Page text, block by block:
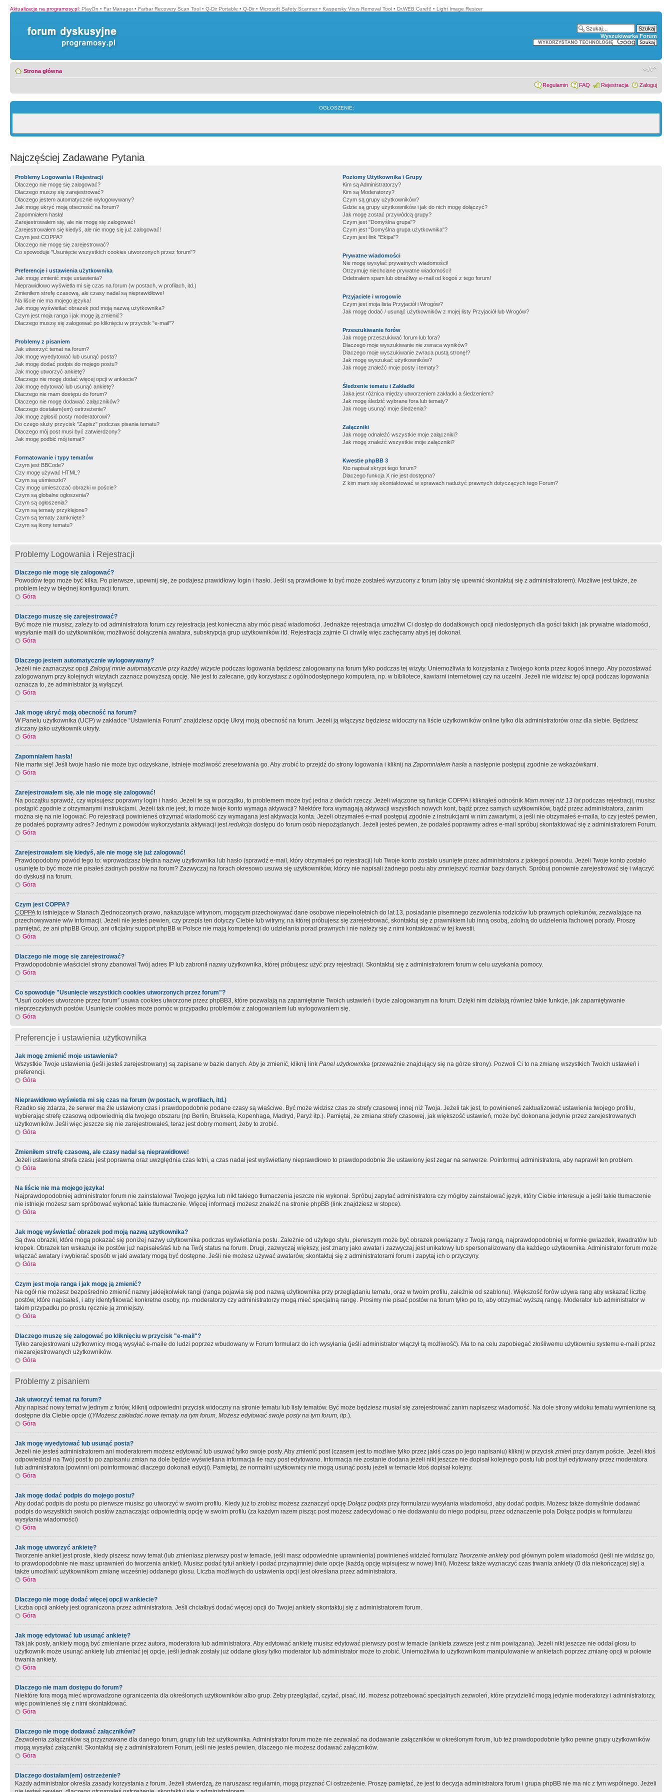
Aktualizacje na programosy.pl: PlayOn • Far Manager • Farbar Recovery Scan Tool • Q-Dir Portable • Q-Dir • Microsoft Safety Scanner • Kaspersky Virus Removal Tool • Dr.WEB CureIt! • Light Image Resizer
Wyszukiwarka Forum
Strona główna
Regulamin FAQ Rejestracja Zaloguj
OGŁOSZENIE:
Najczęściej Zadawane Pytania
Problemy Logowania i Rejestracji
Dlaczego nie mogę się zalogować?
Dlaczego muszę się zarejestrować?
Dlaczego jestem automatycznie wylogowywany?
Jak mogę ukryć moją obecność na forum?
Zapomniałem hasła!
Zarejestrowałem się, ale nie mogę się zalogować!
Zarejestrowałem się kiedyś, ale nie mogę się już zalogować!
Czym jest COPPA?
Dlaczego nie mogę się zarejestrować?
Co spowoduje "Usunięcie wszystkich cookies utworzonych przez forum"?
Preferencje i ustawienia użytkownika
Jak mogę zmienić moje ustawienia?
Nieprawidłowo wyświetla mi się czas na forum (w postach, w profilach, itd.)
Zmieniłem strefę czasową, ale czasy nadal są nieprawidłowe!
Na liście nie ma mojego języka!
Jak mogę wyświetlać obrazek pod moją nazwą użytkownika?
Czym jest moja ranga i jak mogę ją zmienić?
Dlaczego muszę się zalogować po kliknięciu w przycisk "e-mail"?
Problemy z pisaniem
Jak utworzyć temat na forum?
Jak mogę wyedytować lub usunąć posta?
Jak mogę dodać podpis do mojego postu?
Jak mogę utworzyć ankietę?
Dlaczego nie mogę dodać więcej opcji w ankiecie?
Jak mogę edytować lub usunąć ankietę?
Dlaczego nie mam dostępu do forum?
Dlaczego nie mogę dodawać załączników?
Dlaczego dostałam(em) ostrzeżenie?
Jak mogę zgłosić posty moderatorowi?
Do czego służy przycisk "Zapisz" podczas pisania tematu?
Dlaczego mój post musi być zatwierdzony?
Jak mogę podbić mój temat?
Formatowanie i typy tematów
Czym jest BBCode?
Czy mogę używać HTML?
Czym są uśmieszki?
Czy mogę umieszczać obrazki w poście?
Czym są globalne ogłoszenia?
Czym są ogłoszenia?
Czym są tematy przyklejone?
Czym są tematy zamknięte?
Czym są ikony tematu?
Poziomy Użytkownika i Grupy
Kim są Administratorzy?
Kim są Moderatorzy?
Czym są grupy użytkowników?
Gdzie są grupy użytkowników i jak do nich mogę dołączyć?
Jak mogę zostać przywódcą grupy?
Czym jest "Domyślna grupa"?
Czym jest "Domyślna grupa użytkownika"?
Czym jest link "Ekipa"?
Prywatne wiadomości
Nie mogę wysyłać prywatnych wiadomości!
Otrzymuję niechciane prywatne wiadomości!
Odebrałem spam lub obraźliwy e-mail od kogoś z tego forum!
Przyjaciele i wrogowie
Czym jest moja lista Przyjaciół i Wrogów?
Jak mogę dodać / usunąć użytkowników z mojej listy Przyjaciół lub Wrogów?
Przeszukiwanie forów
Jak mogę przeszukiwać forum lub fora?
Dlaczego moje wyszukiwanie nie zwraca wyników?
Dlaczego moje wyszukiwanie zwraca pustą stronę!?
Jak mogę wyszukać użytkowników?
Jak mogę znaleźć moje posty i tematy?
Śledzenie tematu i Zakładki
Jaka jest różnica między utworzeniem zakładki a śledzeniem?
Jak mogę śledzić wybrane fora lub tematy?
Jak mogę usunąć moje śledzenia?
Załączniki
Jak mogę odnaleźć wszystkie moje załączniki?
Jak mogę znaleźć wszystkie moje załączniki?
Kwestie phpBB 3
Kto napisał skrypt tego forum?
Dlaczego funkcja X nie jest dostępna?
Z kim mam się skontaktować w sprawach nadużyć prawnych dotyczących tego Forum?
Problemy Logowania i Rejestracji
Dlaczego nie mogę się zalogować?
Powodów tego może być kilka. Po pierwsze, upewnij się, że podajesz prawidłowy login i hasło. Jeśli są prawidłowe to być może zostałeś wyrzucony z forum (aby się upewnić skontaktuj się z administratorem). Możliwe jest także, że
problem leży w błędnej konfiguracji forum.
Góra
Dlaczego muszę się zarejestrować?
Być może nie musisz, zależy to od administratora forum czy rejestracja jest konieczna aby móc pisać wiadomości. Jednakże rejestracja umożliwi Ci dostęp do dodatkowych opcji niedostępnych dla gości takich jak prywatne wiadomości,
wysyłanie maili do użytkowników, możliwość dołączenia awatara, subskrypcja grup użytkowników itd. Rejestracja zajmie Ci chwilę więc zachęcamy abyś jej dokonał.
Góra
Dlaczego jestem automatycznie wylogowywany?
Jeżeli nie zaznaczysz opcjiZaloguj mnie automatycznie przy każdej wizycie podczas logowania będziesz zalogowany na forum tylko podczas tej wizyty. Uniemożliwia to korzystania z Twojego konta przez kogoś innego. Aby pozostawać
zalogowanym przy kolejnych wizytach zaznacz powyższą opcję. Nie jest to zalecane, gdy korzystasz z ogólnodostępnego komputera, np. w bibliotece, kawiarni internetowej czy na uczelni. Jeżeli nie widzisz tej opcji podczas logowania
oznacza to, że administrator ją wyłączył.
Góra
Jak mogę ukryć moją obecność na forum?
W Panelu użytkownika (UCP) w zakładce “Ustawienia Forum” znajdziesz opcję Ukryj moją obecność na forum. Jeżeli ją włączysz będziesz widoczny na liście użytkowników online tylko dla administratorów oraz dla siebie. Będziesz
zliczany jako użytkownik ukryty.
Góra
Zapomniałem hasła!
Nie martw się! Jeśli twoje hasło nie może byc odzyskane, istnieje możliwość zresetowania go. Aby zrobić to przejdź do strony logowania i kliknij naZapomniałem hasła a następnie postępuj zgodnie ze wskazówkami.
Góra
Zarejestrowałem się, ale nie mogę się zalogować!
Na początku sprawdź, czy wpisujesz poprawny login i hasło. Jeżeli te są w porządku, to problemem może być jedna z dwóch rzeczy. Jeżeli włączone są funkcje COPPA i kliknąłeś odnośnik Mam mniej niż 13 latpodczas rejestracji, musisz
postąpić zgodnie z otrzymanymi instrukcjami. Jeżeli tak nie jest, to może twoje konto wymaga aktywacji? Niektóre fora wymagają aktywacji wszystkich nowych kont, bądź przez samych użytkowników, bądź przez administratora, zanim
można się na nie logować. Po rejestracji powinieneś otrzymać wiadomość czy wymagana jest aktywacja konta. Jeżeli otrzymałeś e-mail postępuj zgodnie z instrukcjami w nim zawartymi, a jeśli nie otrzymałeś e-maila, to czy jesteś pewien,
że podałeś poprawny adres? Jednym z powodów wykorzystania aktywacji jestredukcja dostępu do forum osób niepożądanych. Jeżeli jesteś pewien, że podałeś poprawmy adres e-mail spróbuj skontaktować się z administratorem Forum.
Góra
Zarejestrowałem się kiedyś, ale nie mogę się już zalogować!
Prawdopodobny powód tego to: wprowadzasz błędna nazwę użytkownika lub hasło (sprawdź e-mail, który otrzymałeś po rejestracji) lub Twoje konto zostało usunięte przez administratora z jakiegoś powodu. Jeżeli Twoje konto zostało
usunięte to być może nie pisałeś żadnych postów na forum? Zazwyczaj na forach okresowo usuwa się użytkowników, którzy nie napisali żadnego postu aby zmniejszyć rozmiar bazy danych. Spróbuj ponownie zarejestrować się i włączyć
do dyskusji na forum.
Góra
Czym jest COPPA?
COPPAto istniejące w Stanach Zjednoczonych prawo, nakazujące witrynom, mogącym przechowywać dane osobowe niepełnoletnich do lat 13, posiadanie pisemnego zezwolenia rodziców lub prawnych opiekunów, zezwalające na
przechowywanie w/w informacji. Jeżeli nie jesteś pewien, czy przepis ten dotyczy Ciebie lub witryny, na której próbujesz się zarejestrować, skontaktuj się z prawnikiem lub inną osobą, zdolną do udzielenia fachowej porady. Proszę
pamiętać, że ani phpBB Group, ani oficjalny support phpBB w Polsce nie mają kompetencji do udzielania porad prawnych i nie należy się z nimi kontaktować w tej kwestii.
Góra
Dlaczego nie mogę się zarejestrować?
Prawdopodobnie właściciel strony zbanował Twój adres IP lub zabronił nazwy użytkownika, której próbujesz użyć przy rejestracji. Skontaktuj się z administratorem forum w celu uzyskania pomocy.
Góra
Co spowoduje "Usunięcie wszystkich cookies utworzonych przez forum"?
“Usuń cookies utworzone przez forum” usuwa cookies utworzone przez phpBB3, które pozwalają na zapamiętanie Twoich ustawień i bycie zalogowanym na forum. Dzięki nim działają również takie funkcje, jak zapamiętywanie
nieprzeczytanych postów. Usunięcie cookies może pomóc w przypadku problemów z zalogowaniem lub wylogowaniem się.
Góra
Preferencje i ustawienia użytkownika
Jak mogę zmienić moje ustawienia?
Wszystkie Twoje ustawienia (jeśli jesteś zarejestrowany) są zapisane w bazie danych. Aby je zmienić, kliknij link Panel użytkownika (przeważnie znajdujący się na górze strony). Pozwoli Ci to na zmianę wszystkich Twoich ustawień i
preferencji.
Góra
Nieprawidłowo wyświetla mi się czas na forum (w postach, w profilach, itd.)
Rzadko się zdarza, że serwer ma źle ustawiony czas i prawdopodobnie podane czasy są właściwe. Być może widzisz czas ze strefy czasowej innej niż Twoja. Jeżeli tak jest, to powinieneś zaktualizować ustawienia twojego profilu,
wybierając strefę czasową odpowiednią dla twojego obszaru (np Berlin, Bruksela, Kopenhaga, Madryd, Paryż itp.). Pamiętaj, że zmiana strefy czasowej, jak większość ustawień, może być dokonana jedynie przez zarejestrowanych
użytkowników. Jeśli więc jeszcze się nie zarejestrowałeś, teraz jest dobry moment, żeby to zrobić.
Góra
Zmieniłem strefę czasową, ale czasy nadal są nieprawidłowe!
Jeżeli ustawiona strefa czasu jest poprawna oraz uwzględnia czas letni, a czas nadal jest wyświetlany nieprawdłowo to prawdopodobnie źle ustawiony jest zegar na serwerze. Poinformuj administratora, aby naprawił ten problem.
Góra
Na liście nie ma mojego języka!
Najprawdopodobniej administrator forum nie zainstalował Twojego języka lub nikt takiego tłumaczenia jeszcze nie wykonał. Spróbuj zapytać administratora czy mógłby zainstalować język, który Ciebie interesuje a jeśli takie tłumaczenie
nie istnieje możesz sam spróbować wykonać takie tłumaczenie. Więcej informacji możesz znaleźć na stronie phpBB (link znajdziesz w stopce).
Góra
Jak mogę wyświetlać obrazek pod moją nazwą użytkownika?
Są dwa obrazki, które mogą pokazać się poniżej nazwy użytkownika podczas wyświetlania postu. Zależnie od użytego stylu, pierwszym może być obrazek powiązany z Twoją rangą, najprawdopodobniej w formie gwiazdek, kwadratów lub
kropek. Obrazek ten wskazuje ile postów już napisałeś/aś lub na Twój status na forum. Drugi, zazwyczaj większy, jest znany jako awatar i zazwyczaj jest unikatowy lub spersonalizowany dla każdego użytkownika. Administrator forum może
włączać awatary i wybierać sposób w jaki awatary mogą być dostępne. Jeśli nie możesz używać awatarów, skontaktuj się z administratorami forum i zapytaj ich o przyczyny.
Góra
Czym jest moja ranga i jak mogę ją zmienić?
Na ogół nie możesz bezpośrednio zmienić nazwy jakiejkolwiek rangi (ranga pojawia się pod nazwą użytkownika przy przeglądaniu tematu, oraz w twoim profilu, zależnie od szablonu). Większość forów używa rang aby wskazać liczbę
postów, które napisałeś, i aby identyfikować konkretne osoby, np. moderatorzy czy administratorzy mogą mieć specjalną rangę. Prosimy nie pisać postów na forum tylko po to, aby otrzymać wyższą rangę. Moderator lub administrator w
takim przypadku po prostu ręcznie ją zmniejszy.
Góra
Dlaczego muszę się zalogować po kliknięciu w przycisk "e-mail"?
Tylko zarejestrowani użytkownicy mogą wysyłać e-maile do ludzi poprzez wbudowany w Forum formularz do ich wysyłania (jeśli administrator włączył tą możliwość). Ma to na celu zapobiegać złośliwemu użytkowniu systemu e-maili przez
niezarejestrowanych użytkowników.
Góra
Problemy z pisaniem
Jak utworzyć temat na forum?
Aby napisać nowy temat w jednym z forów, kliknij odpowiedni przycisk widoczny na stronie tematu lub listy tematów. Być może będziesz musiał się zarejestrować zanim napiszesz wiadomość. Na dole strony widoku tematu wymienione są
dostępne dla Ciebie opcje ((YMożesz zakładać nowe tematy na tym forum, Możesz edytować swoje posty na tym forum, itp.).
Góra
Jak mogę wyedytować lub usunąć posta?
Jeżeli nie jesteś administratorem ani moderatorem możesz edytować lub usuwać tylko swoje posty. Aby zmienić post (czasem jest to możliwe tylko przez jakiś czas po jego napisaniu) kliknij w przycisk zmień przy danym poście. Jeżeli ktoś
odpowiedział na Twój post to po zapisaniu zmian na dole będzie wyświetlana informacja ile razy post edytowano. Informacja nie zostanie dodana jeżeli nikt jeszcze nie dopisał kolejnego postu lub post był edytowany przez moderatora
lub administratora (powinni oni poinformować dlaczego dokonali edycji). Pamiętaj, że normalni użytkownicy nie mogą usunąć postu jeżeli w temacie ktoś dopisał kolejny.
Góra
Jak mogę dodać podpis do mojego postu?
Aby dodać podpis do postu po pierwsze musisz go utworzyć w swoim profilu. Kiedy już to zrobisz możesz zaznaczyć opcję Dołącz podpis przy formularzu wysyłania wiadomości, aby dodać podpis. Możesz także domyślnie dodawać
podpis do wszystkich swoich postów zaznaczając odpowiednią opcję w swoim profilu (za każdym razem pisząc post możesz zadecydować o nie dodawaniu do niego podpisu, przez odznaczenie pola Dołącz podpis w formularzu
wysyłania wiadomości)
Góra
Jak mogę utworzyć ankietę?
Tworzenie ankiet jest proste, kiedy piszesz nowy temat (lub zmieniasz pierwszy post w temacie, jeśli masz odpowiednie uprawnienia) powinieneś widzieć formularz Tworzenie ankietypod głównym polem wiadomości (jeśli nie widzisz go,
to prawdopodobnie nie masz uprawnień do tworzenia ankiet). Musisz podać tytuł ankiety i podać przynajmniej dwie opcje (każdą opcję wpisujesz w nowej linii). Możesz także wyznaczyć czas trwania ankiety (0 dla niekończącej się) a
także umożliwić użytkownikom zmianę wcześniej oddanego głosu. Liczba możliwych do ustawienia opcji jest określana przez administratora.
Góra
Dlaczego nie mogę dodać więcej opcji w ankiecie?
Liczba opcji ankiety jest ograniczona przez administratora. Jeśli chciałbyś dodać więcej opcji do Twojej ankiety skontaktuj się z administratorem forum.
Góra
Jak mogę edytować lub usunąć ankietę?
Tak jak posty, ankiety mogą być zmieniane przez autora, moderatora lub administratora. Aby edytować ankietę musisz edytować pierwszy post w temacie (ankieta zawsze jest z nim powiązana). Jeżeli nikt jeszcze nie oddał głosu to
użytkownik może usunąć ankietę lub zmieniać jej opcje, jeśli jednak zostały już oddane głosy tylko moderator lub administrator może to zrobić. Uniemożliwia to użytkownikom manipulowanie w ankietach poprzez zmianę opcji w połowie
trwania ankiety.
Góra
Dlaczego nie mam dostępu do forum?
Niektóre fora mogą mieć wprowadzone ograniczenia dla określonych użytkowników albo grup. Żeby przeglądać, czytać, pisać, itd. możesz potrzebować specjalnych zezwoleń, które przydzielić mogą jedynie moderatorzy i administratorzy,
więc powinieneś się z nimi skontaktować.
Góra
Dlaczego nie mogę dodawać załączników?
Zezwolenia załączników są przyznawane dla danego forum, grupy lub też użytkownika. Administrator forum może nie zezwalać na dodawanie załączników w określonym forum, lub też prawdopodobnie tylko pewne grupy użytkowników
mogą wysyłać załączniki. Skontaktuj się z administratorem Forum, jeśli nie jesteś pewien, dlaczego nie możesz dodawać załączników.
Góra
Dlaczego dostałam(em) ostrzeżenie?
Każdy administrator określa zasady korzystania z forum. Jeżeli stwierdzą, że naruszasz regulamin, mogą przyznać Ci ostrzeżenie. Proszę pamiętać, że jest to decyzja administratora forum i grupa phpBB nie ma nic z tym wspólnego. Jeżeli